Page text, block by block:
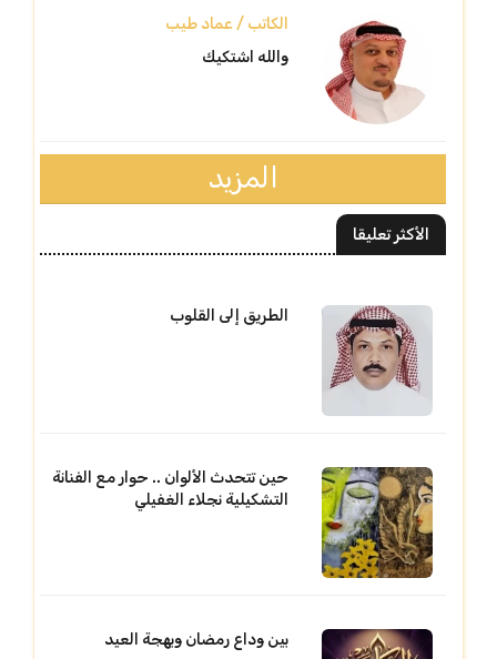
الكاتب / عماد طيب
والله اشتكيك
المزيد
الأكثر تعليقا
الطريق إلى القلوب
حين تتحدث الألوان .. حوار مع الفنانة
التشكيلية نجلاء الغفيلي
بين وداع رمضان وبهجة العيد